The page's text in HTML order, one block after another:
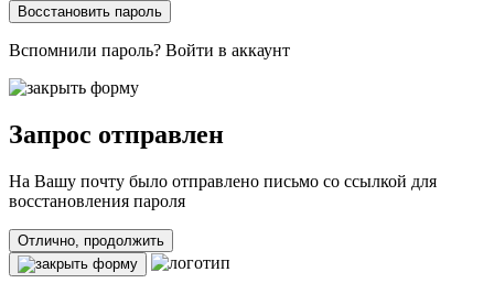
Восстановить пароль
Вспомнили пароль? Войти в аккаунт
Запрос отправлен
На Вашу почту было отправлено письмо со ссылкой для
восстановления пароля
Отлично, продолжить